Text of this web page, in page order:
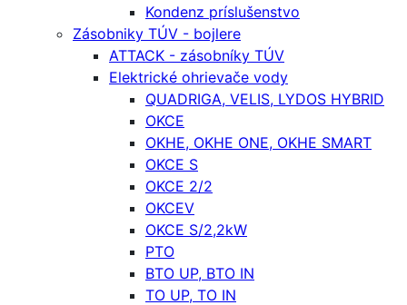
Kondenz príslušenstvo
Zásobniky TÚV - bojlere
ATTACK - zásobníky TÚV
Elektrické ohrievače vody
QUADRIGA, VELIS, LYDOS HYBRID
OKCE
OKHE, OKHE ONE, OKHE SMART
OKCE S
OKCE 2/2
OKCEV
OKCE S/2,2kW
PTO
BTO UP, BTO IN
TO UP, TO IN